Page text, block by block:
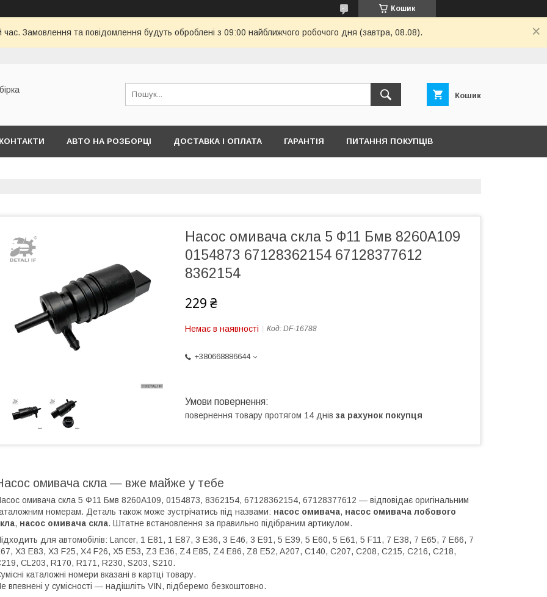
Кошик
час. Замовлення та повідомлення будуть оброблені з 09:00 найближчого робочого дня (завтра, 08.08).
Кошик
КОНТАКТИ АВТО НА РОЗБОРЦІ ДОСТАВКА І ОПЛАТА ГАРАНТІЯ ПИТАННЯ ПОКУПЦІВ
Насос омивача скла 5 Ф11 Бмв 8260A109
0154873 67128362154 67128377612
8362154
229 ₴
Немає в наявності Код: DF-16788
+380668886644
повернення товару протягом 14 днів за рахунок покупця
омивача скла — вже майже у тебе
омивача скла 5 Ф11 Бмв 8260A109, 0154873, 8362154, 67128362154, 67128377612 — відповідає оригінальним
номерам. Деталь також може зустрічатись під назвами: насос омивача, насос омивача лобового
, насос омивача скла. Штатне встановлення за правильно підібраним артикулом.
для автомобілів: Lancer, 1 E81, 1 E87, 3 E36, 3 E46, 3 E91, 5 E39, 5 E60, 5 E61, 5 F11, 7 E38, 7 E65, 7 E66, 7
X3 E83, X3 F25, X4 F26, X5 E53, Z3 E36, Z4 E85, Z4 E86, Z8 E52, A207, C140, C207, C208, C215, C216, C218,
CL203, R170, R171, R230, S203, S210.
каталожні номери вказані в картці товару.
впевнені у сумісності — надішліть VIN, підберемо безкоштовно.